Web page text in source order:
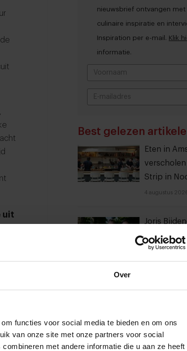
Over
functies voor social media te bieden en om ons
van onze site met onze partners voor social
met andere informatie die u aan ze heeft
uit
te
nieuwsbrief ontvangen met
culinaire inspiratie en
Inspiration per e-mail. Klik
informatie.
Best gelezen
Eten in
Strip in
4 augustus
Joris
Levie
Bangkok
meer dan
noedelsoep
3 augustus 2026